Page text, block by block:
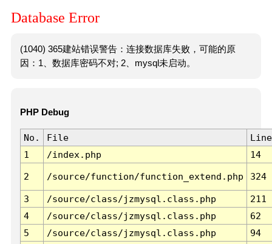
Database Error
(1040) 365建站错误警告：连接数据库失败，可能的原
因：1、数据库密码不对; 2、mysql未启动。
PHP Debug
No. File
Line
1
/index.php 14
2 /source/function/function_extend.php 324
3 /source/class/jzmysql.class.php
211
4
/source/class/jzmysql.class.php
62
5
/source/class/jzmysql.class.php
94